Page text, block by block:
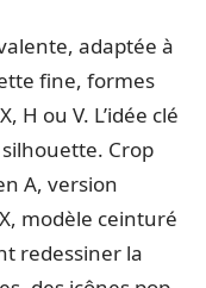
adaptée à
fine, formes
H ou V. L’idée clé
Crop
A, version
modèle ceinturé
redessiner la